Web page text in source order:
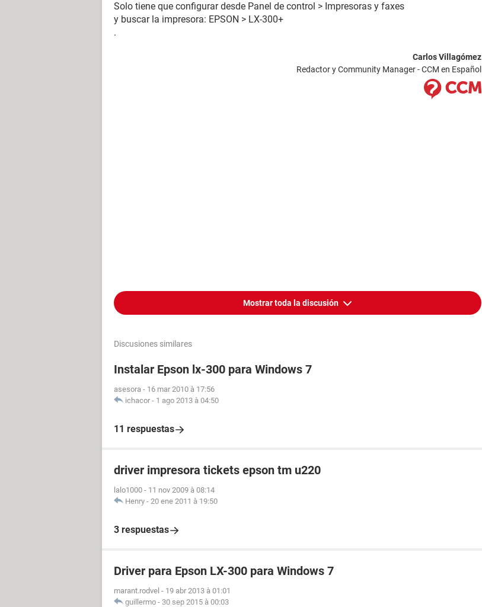
Solo tiene que configurar desde Panel de control > Impresoras y faxes
y buscar la impresora: EPSON > LX-300+
.
Carlos Villagómez
Redactor y Community Manager - CCM en Español
Mostrar toda la discusión
Discusiones similares
Instalar Epson lx-300 para Windows 7
asesora - 16 mar 2010 à 17:56
ichacor - 1 ago 2013 à 04:50
11 respuestas
driver impresora tickets epson tm u220
lalo1000 - 11 nov 2009 à 08:14
Henry - 20 ene 2011 à 19:50
3 respuestas
Driver para Epson LX-300 para Windows 7
marant.rodvel - 19 abr 2013 à 01:01
guillermo - 30 sep 2015 à 00:03